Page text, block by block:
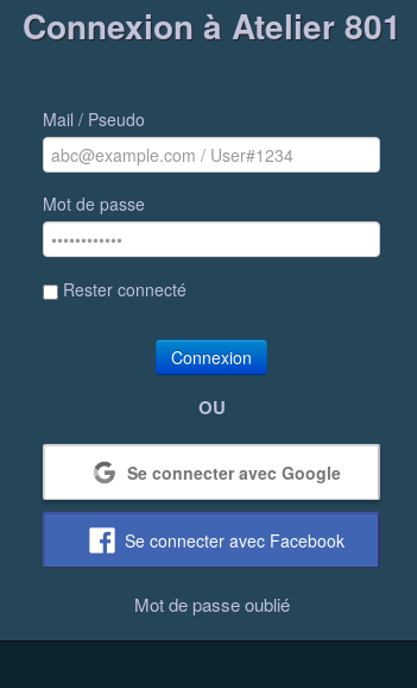
Connexion à Atelier 801
Mail / Pseudo
Mot de passe
Rester connecté
Connexion
OU
Se connecter avec Google
Se connecter avec Facebook
Mot de passe oublié